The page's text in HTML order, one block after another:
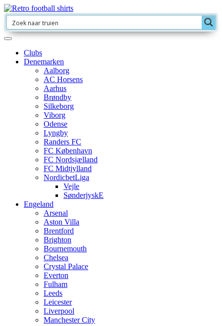
Clubs
Denemarken
Aalborg
AC Horsens
Aarhus
Brøndby
Silkeborg
Viborg
Odense
Lyngby
Randers FC
FC København
FC Nordsjælland
FC Midtjylland
NordicbetLiga
Vejle
SønderjyskE
Engeland
Arsenal
Aston Villa
Brentford
Brighton
Bournemouth
Chelsea
Crystal Palace
Everton
Fulham
Leeds
Leicester
Liverpool
Manchester City